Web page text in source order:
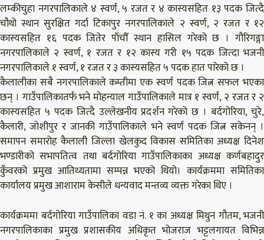
लम्कीचुहा नगरपालिकाले ४ स्वर्ण, ५ रजत र ४ कास्यसहित १३ पदक जित्दै
चौथो स्थान सुरक्षित गर्दा टिकापुर नगरपालिकाले २ स्वर्ण, २ रजत र १२
कास्यसहित १६ पदक जितेर पाँचौँ स्थान हासिल गरेको छ । गौरिगङ्गा
नगरपालिकाले २ स्वर्ण, १ रजत र १२ कास्य गरी १५ पदक जित्दा भजनी
नगरपालिकाले १ स्वर्ण, १ रजत र ३ कास्यसहित ५ पदक हात पारेको छ ।
कैलालीका सबै नगरपालिकाले कम्तीमा एक स्वर्ण पदक जित्न सफल भएका
छन् । गाउँपालिकातर्फ भने मोहन्याल गाउँपालिकाले मात्र १ स्वर्ण, २ रजत र २
कास्यसहित ५ पदक जित्दै उल्लेखनीय प्रदर्शन गरेको छ । बर्दगोरिया, चुरे,
कैलारी, जोशीपुर र जानकी गाउँपालिकाले भने स्वर्ण पदक जित्न सकेनन् ।
समापन समारोह कैलाली जिल्ला खेलकुद विकास समितिका अध्यक्ष दिनेश
भण्डारीको सभापतित्व तथा बर्दगोरिया गाउँपालिकाका अध्यक्ष कर्णबहादुर
कुँवरको प्रमुख आतिथ्यतामा सम्पन्न भएको थियो। कार्यक्रममा समितिका
कार्यालय प्रमुख आशाराम केसीले धन्यवाद मन्तव्य व्यक्त गरेका थिए ।
कार्यक्रममा बर्दगोरिया गाउँपालिका वडा नं. १ का अध्यक्ष मिथुन गौतम, भजनी
नगरपालिकाका प्रमुख प्रशासकीय अधिकृत भोजराज भट्टलगायत विभिन्न